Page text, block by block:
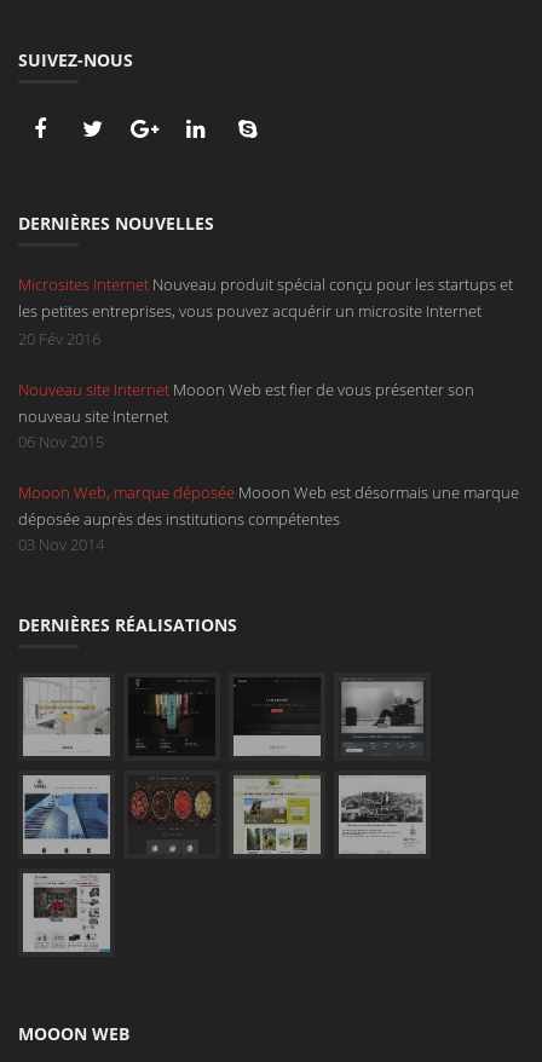
SUIVEZ-NOUS
DERNIÈRES NOUVELLES
Microsites Internet Nouveau produit spécial conçu pour les startups et
les petites entreprises, vous pouvez acquérir un microsite Internet
d'une page déroulante avec un design à la hauteur de votre service.
.be, en .com, en .net ou en .eu et une boîte mail.
20 Fév 2016
Nouveau site Internet Mooon Web est fier de vous présenter son
nouveau site Internet
06 Nov 2015
Mooon Web, marque déposée Mooon Web est désormais une marque
déposée auprès des institutions compétentes
03 Nov 2014
DERNIÈRES RÉALISATIONS
MOOON WEB